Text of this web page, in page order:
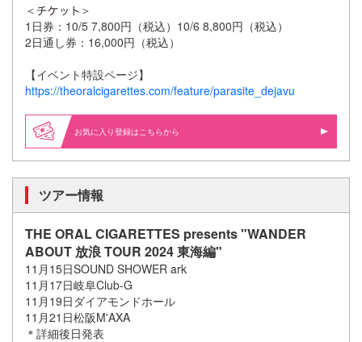
＜
＞
1日券：10/5 7,800円（税込）10/6 8,800円（税込）
2日通し券：16,000円（税込）
【イベント特設ページ】
https://theoralcigarettes.com/feature/parasite_dejavu
お気に入り登録はこちらから
ツアー情報
THE ORAL CIGARETTES presents "WANDER
ABOUT 放浪 TOUR 2024 東海編"
11月15日SOUND SHOWER ark
11月17日岐阜Club-G
11月19日ダイアモンドホール
11月21日松阪M'AXA
＊詳細後日発表